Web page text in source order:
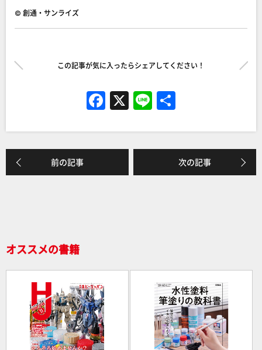
© 創通・サンライズ
この記事が気に入ったらシェアしてください！
F
a
c
e
b
X Li
n
e
前の記事 次の記事
オススメの書籍